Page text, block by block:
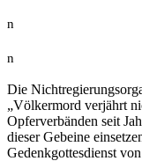
n
n
Die
„Völkermord verjährt
Opferverbänden seit
dieser Gebeine
Gedenkgottesdienst